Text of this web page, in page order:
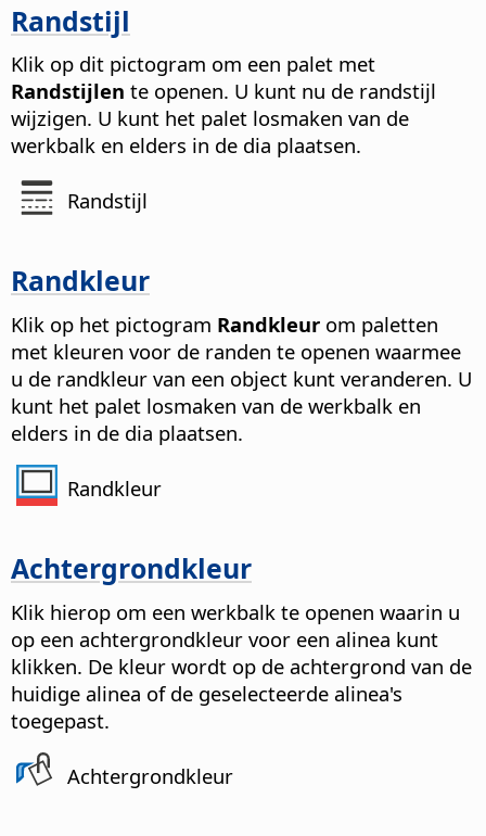
Randstijl
Klik op dit pictogram om een palet met
Randstijlen te openen. U kunt nu de randstijl
wijzigen. U kunt het palet losmaken van de
werkbalk en elders in de dia plaatsen.
Randstijl
Randkleur
Klik op het pictogram Randkleur om paletten
met kleuren voor de randen te openen waarmee
u de randkleur van een object kunt veranderen. U
kunt het palet losmaken van de werkbalk en
elders in de dia plaatsen.
Randkleur
Achtergrondkleur
Klik hierop om een werkbalk te openen waarin u
op een achtergrondkleur voor een alinea kunt
klikken. De kleur wordt op de achtergrond van de
huidige alinea of de geselecteerde alinea's
toegepast.
Achtergrondkleur